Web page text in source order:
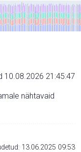
10.08.2026 21:45:47
nähtavaid
13.06.2025 09:53